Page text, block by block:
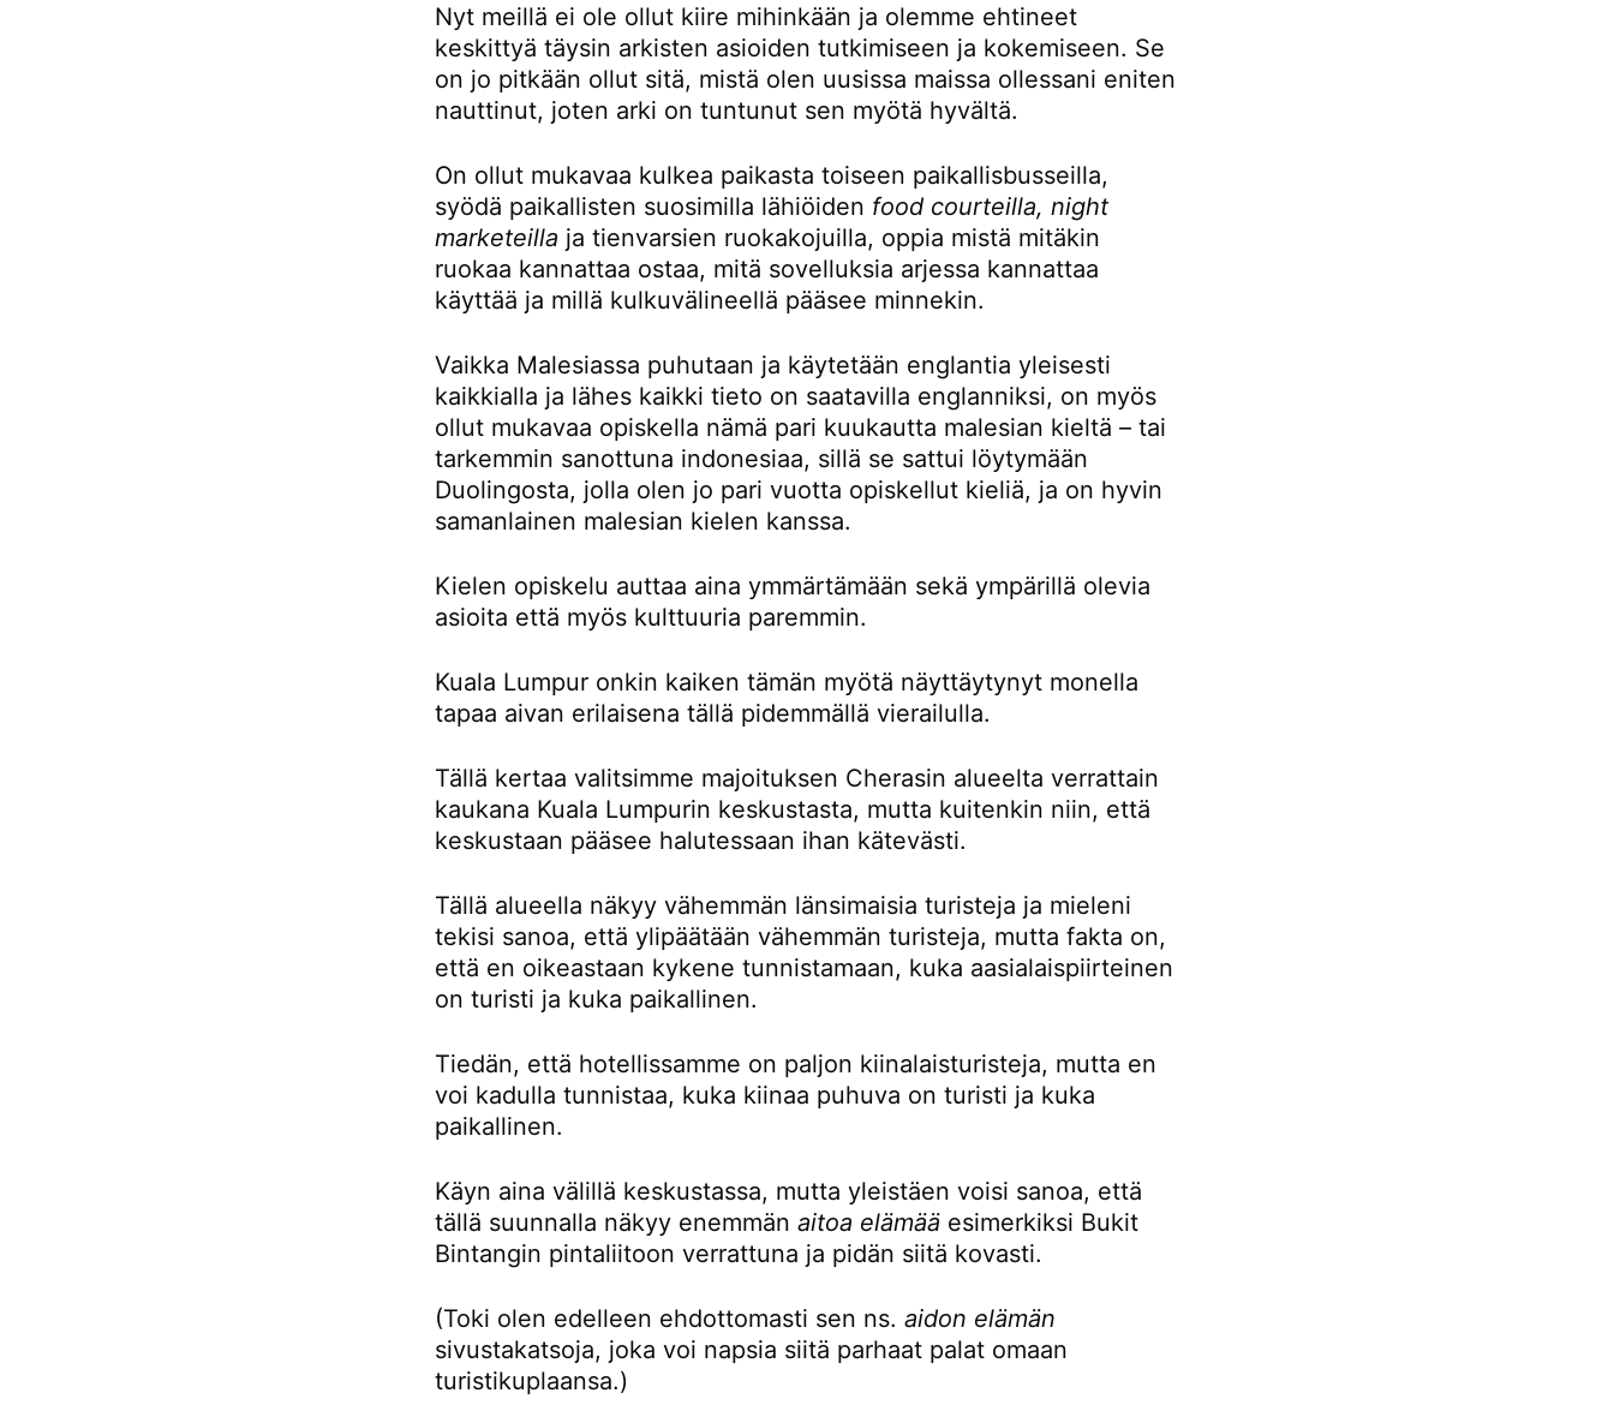
Nyt meillä ei ole ollut kiire mihinkään ja olemme ehtineet
keskittyä täysin arkisten asioiden tutkimiseen ja kokemiseen. Se
on jo pitkään ollut sitä, mistä olen uusissa maissa ollessani eniten
nauttinut, joten arki on tuntunut sen myötä hyvältä.
On ollut mukavaa kulkea paikasta toiseen paikallisbusseilla,
syödä paikallisten suosimilla lähiöiden food courteilla, night
marketeilla ja tienvarsien ruokakojuilla, oppia mistä mitäkin
ruokaa kannattaa ostaa, mitä sovelluksia arjessa kannattaa
käyttää ja millä kulkuvälineellä pääsee minnekin.
Vaikka Malesiassa puhutaan ja käytetään englantia yleisesti
kaikkialla ja lähes kaikki tieto on saatavilla englanniksi, on myös
ollut mukavaa opiskella nämä pari kuukautta malesian kieltä – tai
tarkemmin sanottuna indonesiaa, sillä se sattui löytymään
Duolingosta, jolla olen jo pari vuotta opiskellut kieliä, ja on hyvin
samanlainen malesian kielen kanssa.
Kielen opiskelu auttaa aina ymmärtämään sekä ympärillä olevia
asioita että myös kulttuuria paremmin.
Kuala Lumpur onkin kaiken tämän myötä näyttäytynyt monella
tapaa aivan erilaisena tällä pidemmällä vierailulla.
Tällä kertaa valitsimme majoituksen Cherasin alueelta verrattain
kaukana Kuala Lumpurin keskustasta, mutta kuitenkin niin, että
keskustaan pääsee halutessaan ihan kätevästi.
Tällä alueella näkyy vähemmän länsimaisia turisteja ja mieleni
tekisi sanoa, että ylipäätään vähemmän turisteja, mutta fakta on,
että en oikeastaan kykene tunnistamaan, kuka aasialaispiirteinen
on turisti ja kuka paikallinen.
Tiedän, että hotellissamme on paljon kiinalaisturisteja, mutta en
voi kadulla tunnistaa, kuka kiinaa puhuva on turisti ja kuka
paikallinen.
Käyn aina välillä keskustassa, mutta yleistäen voisi sanoa, että
tällä suunnalla näkyy enemmän aitoa elämää esimerkiksi Bukit
Bintangin pintaliitoon verrattuna ja pidän siitä kovasti.
(Toki olen edelleen ehdottomasti sen ns. aidon elämän
sivustakatsoja, joka voi napsia siitä parhaat palat omaan
turistikuplaansa.)